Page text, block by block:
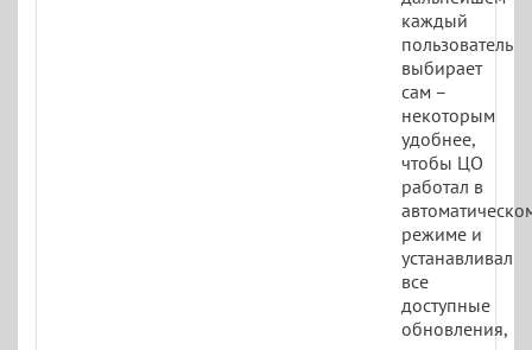
каждый
пользователь
выбирает
сам –
некоторым
удобнее,
чтобы ЦО
работал в
режиме и
устанавливал
все
доступные
обновления,